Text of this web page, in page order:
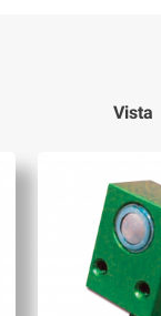
Vista